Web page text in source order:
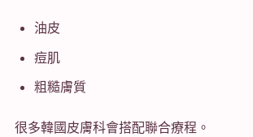
油皮
痘肌
粗糙膚質
很多韓國皮膚科會搭配聯合療程。